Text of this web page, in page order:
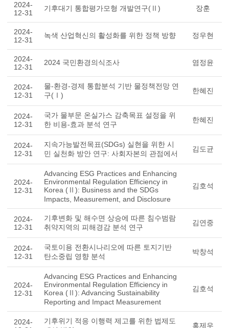
2024-
12-31
기후대기 통합평가모형 개발연구(Ⅱ) 장훈
2024-
12-31
녹색 산업혁신의 활성화를 위한 정책 방향 정우현
2024-
12-31
2024 국민환경의식조사 염정윤
2024-
12-31
물-환경-경제 통합분석 기반 물정책전망 연
구(Ⅰ)
한혜진
2024-
12-31
국가 물부문 온실가스 감축목표 설정을 위
한 비용-효과 분석 연구
한혜진
2024-
12-31
지속가능발전목표(SDGs) 실현을 위한 시
민 실천화 방안 연구: 사회자본의 관점에서
김도균
2024-
12-31
Advancing ESG Practices and Enhancing
Environmental Regulation Efficiency in
Korea (Ⅱ): Business and the SDGs
Impacts, Measurement, and Disclosure
김호석
2024-
12-31
기후변화 및 해수면 상승에 따른 침수범람
취약지역의 피해경감 분석 연구
김연중
2024-
12-31
국토이용 전환시나리오에 따른 토지기반
탄소중립 영향 분석
박창석
2024-
12-31
Advancing ESG Practices and Enhancing
Environmental Regulation Efficiency in
Korea (Ⅱ): Advancing Sustainability
Reporting and Impact Measurement
김호석
2024-
기후위기 적응 이행력 제고를 위한 법제도
홍제우